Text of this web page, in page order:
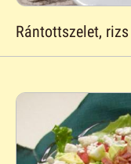
Rántottszelet, rizs